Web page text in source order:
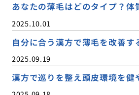
あなたの薄毛はどのタイプ？体
2025.10.01
自分に合う漢方で薄毛を改善す
2025.09.19
漢方で巡りを整え頭皮環境を健